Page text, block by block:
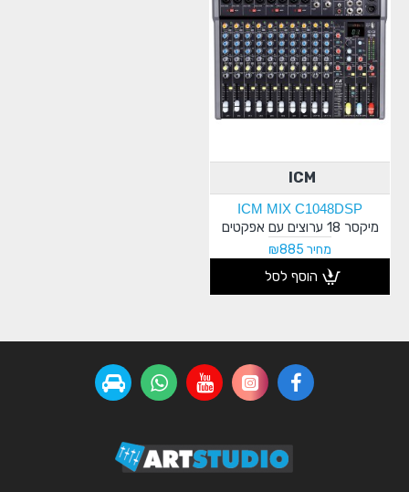
ICM
ICM MIX C1048DSP
מיקסר 18 ערוצים עם אפקטים
מחיר ₪885
הוסף לסל